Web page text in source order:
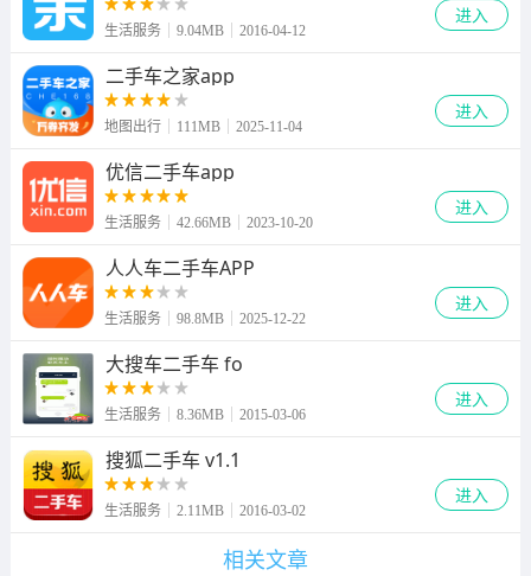
生活服务 9.04MB 2016-04-12
进入
二手车之家app
地图出行 111MB 2025-11-04
进入
优信二手车app
生活服务 42.66MB 2023-10-20
进入
人人车二手车APP
生活服务 98.8MB 2025-12-22
进入
大搜车二手车 fo
生活服务 8.36MB 2015-03-06
进入
搜狐二手车 v1.1
生活服务 2.11MB 2016-03-02
进入
相关文章